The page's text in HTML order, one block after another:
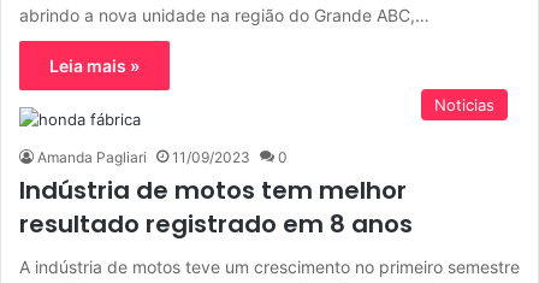
abrindo a nova unidade na região do Grande ABC,…
Leia mais »
Noticias
Amanda Pagliari 11/09/2023 0
Indústria de motos tem melhor
resultado registrado em 8 anos
A indústria de motos teve um crescimento no primeiro semestre